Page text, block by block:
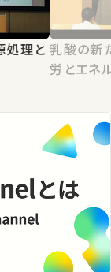
処理と 乳酸の新
労とエネ